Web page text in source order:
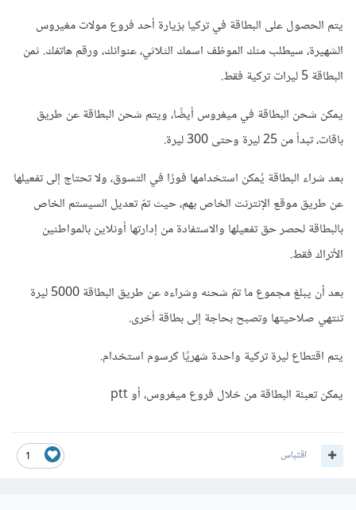
يتم الحصول على البطاقة في تركيا بزيارة أحد فروع مولات مغيروس
الشهيرة، سيطلب منك الموظف اسمك الثلاثي، عنوانك، ورقم هاتفك. ثمن
البطاقة 5 ليرات تركية فقط.
يمكن شحن البطاقة في ميغروس أيضًا، ويتم شحن البطاقة عن طريق
باقات، تبدأ من 25 ليرة وحتى 300 ليرة.
بعد شراء البطاقة يُمكن استخدامها فورًا في التسوق، ولا تحتاج إلى تفعيلها
عن طريق موقع الإنترنت الخاص بهم، حيث تمّ تعديل السيستم الخاص
بالبطاقة لحصر حق تفعيلها والاستفادة من إدارتها أونلاين بالمواطنين
الأتراك فقط.
بعد أن يبلغ مجموع ما تمّ شحنه وشراءه عن طريق البطاقة 5000 ليرة
تنتهي صلاحيتها وتصبح بحاجة إلى بطاقة أخرى.
يتم اقتطاع ليرة تركية واحدة شهريًا كرسوم استخدام.
يمكن تعبئة البطاقة من خلال فروع ميغروس، أو ptt
1 اقتباس